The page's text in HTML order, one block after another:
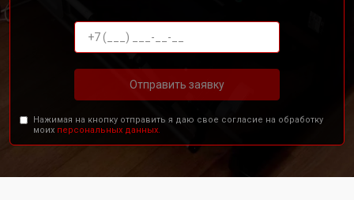
Отправить заявку
Нажимая на кнопку отправить я даю свое согласие на обработку
моих персональных данных.